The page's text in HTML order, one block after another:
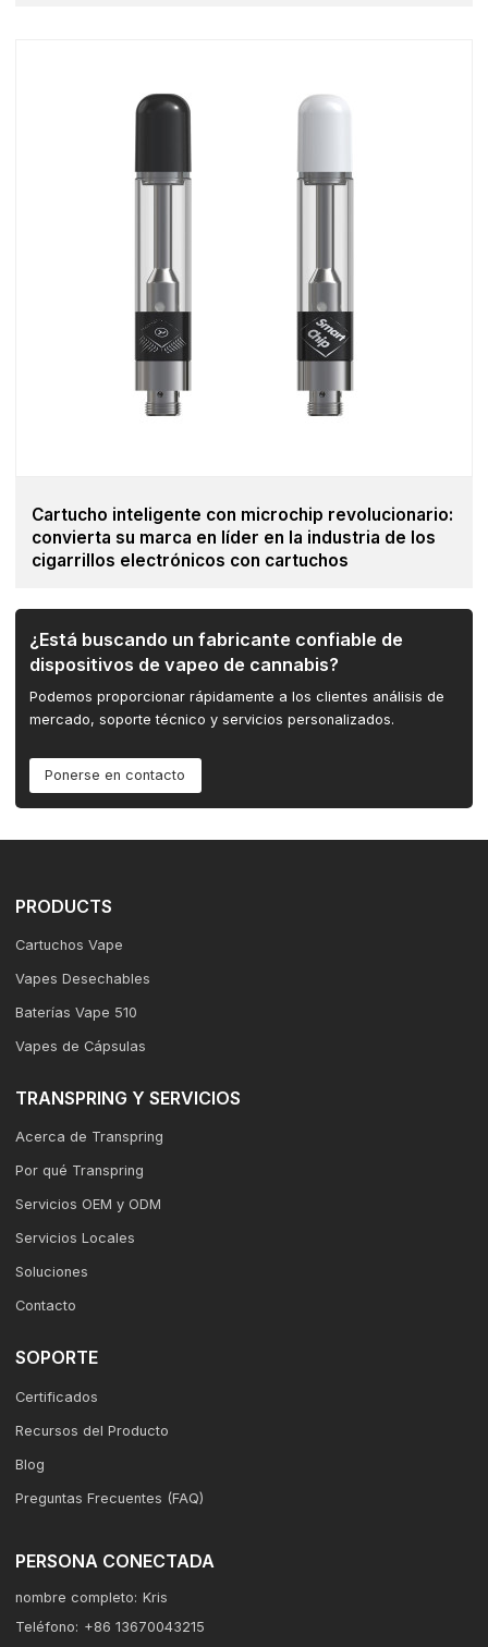
Cartucho inteligente con microchip revolucionario:
convierta su marca en líder en la industria de los
cigarrillos electrónicos con cartuchos
¿Está buscando un fabricante confiable de
dispositivos de vapeo de cannabis?
Podemos proporcionar rápidamente a los clientes análisis de
mercado, soporte técnico y servicios personalizados.
Ponerse en contacto
PRODUCTS
Cartuchos Vape
Vapes Desechables
Baterías Vape 510
Vapes de Cápsulas
TRANSPRING Y SERVICIOS
Acerca de Transpring
Por qué Transpring
Servicios OEM y ODM
Servicios Locales
Soluciones
Contacto
SOPORTE
Certificados
Recursos del Producto
Blog
Preguntas Frecuentes (FAQ)
PERSONA CONECTADA
nombre completo: Kris
Teléfono: +86 13670043215